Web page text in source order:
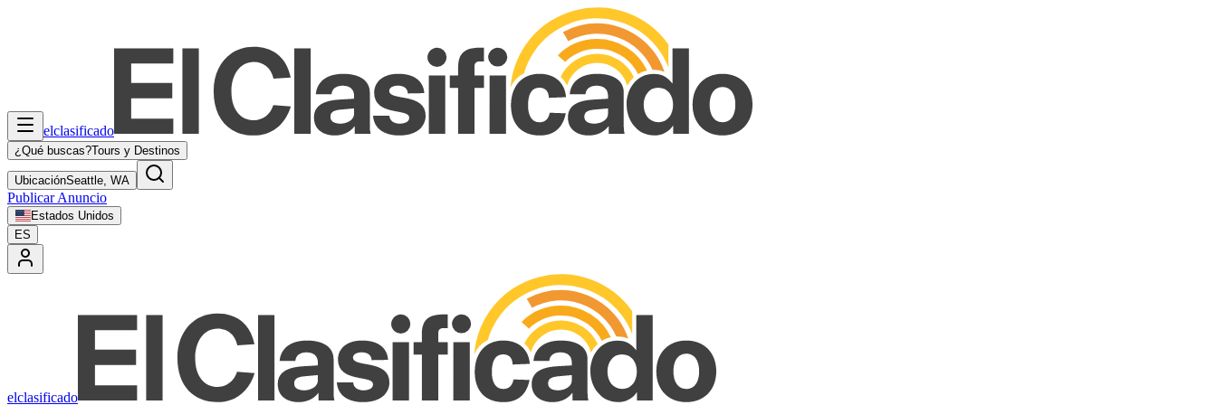
elclasificado
¿Qué buscas?Tours y Destinos
UbicaciónSeattle, WA
Publicar Anuncio
Estados Unidos
ES
elclasificado